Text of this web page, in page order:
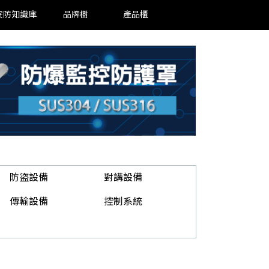
防知識庫 品牌樹 產品櫃
防盜設備
對講設備
傳輸設備
控制系統